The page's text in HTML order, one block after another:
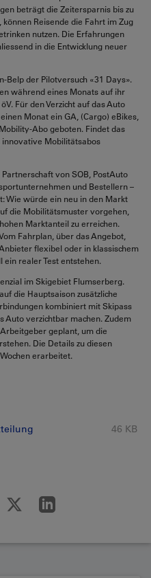
beträgt die Zeitersparnis bis zu
Reisende die Fahrt im Zug
nutzen. Die Erfahrungen
in die Entwicklung neuer
Belp der Pilotversuch «31 Days».
während eines Monats auf ihr
Für den Verzicht auf das Auto
Monat ein GA, (Cargo) eBikes,
Abo geboten. Findet das
innovative Mobilitätsabos
von SOB, PostAuto
und Bestellern –
Wie würde ein neu in den Markt
die Mobilitätsmuster vorgehen,
Marktanteil zu erreichen.
Fahrplan, über das Angebot,
flexibel oder in klassischem
ein realer Test entstehen.
im Skigebiet Flumserberg.
die Hauptsaison zusätzliche
kombiniert mit Skipass
Auto verzichtbar machen. Zudem
geplant, um die
Die Details zu diesen
erarbeitet.
46 KB